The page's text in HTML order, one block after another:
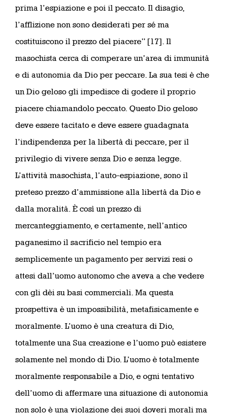
prima l’espiazione e poi il peccato. Il disagio,
l’afflizione non sono desiderati per sé ma
costituiscono il prezzo del piacere” [17]. Il
masochista cerca di comperare un’area di immunità
e di autonomia da Dio per peccare. La sua tesi è che
un Dio geloso gli impedisce di godere il proprio
piacere chiamandolo peccato. Questo Dio geloso
deve essere tacitato e deve essere guadagnata
l’indipendenza per la libertà di peccare, per il
privilegio di vivere senza Dio e senza legge.
L’attività masochista, l’auto-espiazione, sono il
preteso prezzo d’ammissione alla libertà da Dio e
dalla moralità. È così un prezzo di
mercanteggiamento, e certamente, nell’antico
paganesimo il sacrificio nel tempio era
semplicemente un pagamento per servizi resi o
attesi dall’uomo autonomo che aveva a che vedere
con gli dèi su basi commerciali. Ma questa
prospettiva è un impossibilità, metafisicamente e
moralmente. L’uomo è una creatura di Dio,
totalmente una Sua creazione e l’uomo può esistere
solamente nel mondo di Dio. L’uomo è totalmente
moralmente responsabile a Dio, e ogni tentativo
dell’uomo di affermare una situazione di autonomia
non solo è una violazione dei suoi doveri morali ma